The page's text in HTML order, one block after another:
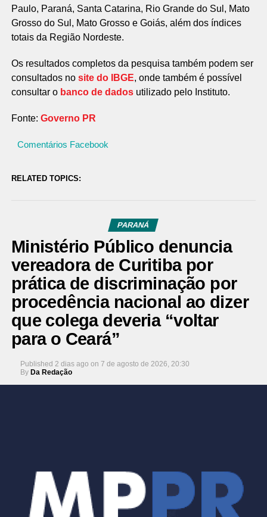
Paulo, Paraná, Santa Catarina, Rio Grande do Sul, Mato
Grosso do Sul, Mato Grosso e Goiás, além dos índices
totais da Região Nordeste.
Os resultados completos da pesquisa também podem ser
consultados no site do IBGE, onde também é possível
consultar o banco de dadosutilizado pelo Instituto.
Fonte: Governo PR
Comentários Facebook
RELATED TOPICS:
PARANÁ
Ministério Público denuncia
vereadora de Curitiba por
prática de discriminação por
procedência nacional ao dizer
que colega deveria “voltar
para o Ceará”
Published 2 dias ago on 7 de agosto de 2026, 20:30
By Da Redação